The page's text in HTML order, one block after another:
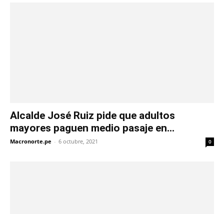
Alcalde José Ruiz pide que adultos
mayores paguen medio pasaje en...
Macronorte.pe - 6 octubre, 2021 0